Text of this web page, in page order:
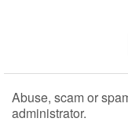
Abuse, scam or
administrator.